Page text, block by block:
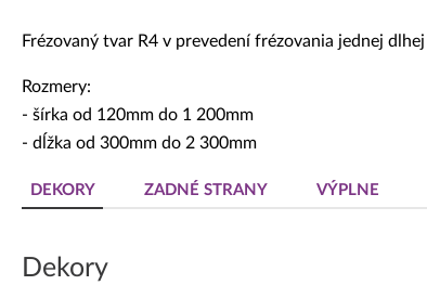
Frézovaný tvar R4 v prevedení frézovania jednej
Rozmery:
- šírka od 120mm do 1 200mm
- dĺžka od 300mm do 2 300mm
DEKORY ZADNÉ STRANY VÝPLNE
Dekory